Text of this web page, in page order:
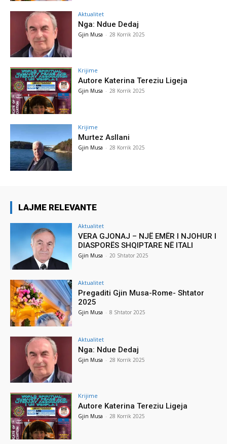
Aktualitet
Nga: Ndue Dedaj
Gjin Musa - 28 Korrik 2025
Krijime
Autore Katerina Tereziu Ligeja
Gjin Musa - 28 Korrik 2025
Krijime
Murtez Asllani
Gjin Musa - 28 Korrik 2025
LAJME RELEVANTE
Aktualitet
VERA GJONAJ – NJË EMËR I NJOHUR I
DIASPORËS SHQIPTARE NË ITALI
Gjin Musa - 20 Shtator 2025
Aktualitet
Pregaditi Gjin Musa-Rome- Shtator
2025
Gjin Musa - 8 Shtator 2025
Aktualitet
Nga: Ndue Dedaj
Gjin Musa - 28 Korrik 2025
Krijime
Autore Katerina Tereziu Ligeja
Gjin Musa - 28 Korrik 2025